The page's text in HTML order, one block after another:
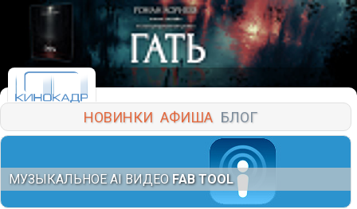
НОВИНКИ АФИША БЛОГ
МУЗЫКАЛЬНОЕ AI ВИДЕО FAB TOOL